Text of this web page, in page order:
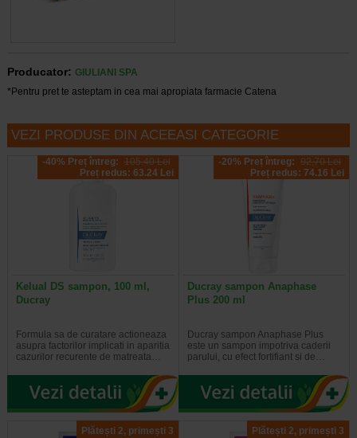
Producator: GIULIANI SPA
*Pentru pret te asteptam in cea mai apropiata farmacie Catena
VEZI PRODUSE DIN ACEEASI CATEGORIE
-40% Preț întreg: 105.40 Lei
Preț redus: 63.24 Lei
Kelual DS sampon, 100 ml,
Ducray
Formula sa de curatare actioneaza
asupra factorilor implicati in aparitia
cazurilor recurente de matreata…
-20% Preț întreg: 92,70 Lei
Preț redus: 74.16 Lei
Ducray sampon Anaphase
Plus 200 ml
Ducray sampon Anaphase Plus
este un sampon impotriva caderii
parului, cu efect fortifiant si de…
Plătești 2, primești 3 Plătești 2, primești 3